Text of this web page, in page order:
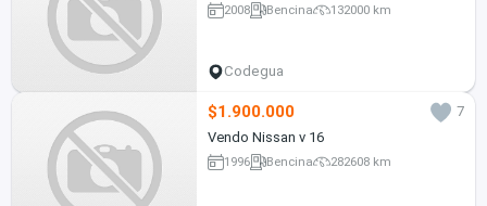
2008 Bencina 132000 km
Codegua
$1.900.000
7
Vendo Nissan v 16
1996 Bencina 282608 km